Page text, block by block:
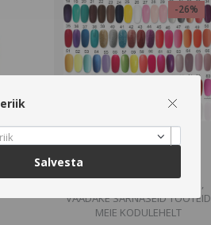
käte
Erisan
ml
-26%
Hetkel otsas
Geellakk Aden, 10ml.
SORTIMENDIST VÄLJAS VÕI
POLE ENAM TOOTEVALIKUS,
VAADAKE SARNASEID TOOTEID
MEIE KODULEHELT
Salvesta